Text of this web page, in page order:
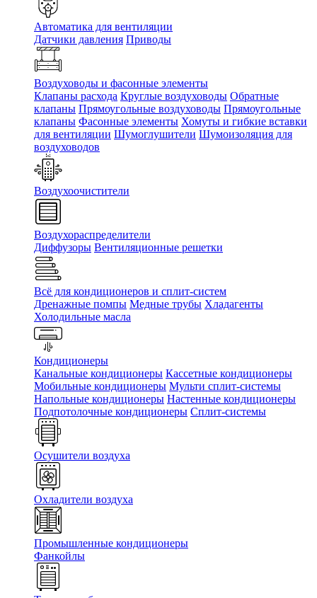
Автоматика для вентиляции
Датчики давления Приводы
Воздуховоды и фасонные элементы
Клапаны расхода Круглые воздуховоды Обратные
клапаны Прямоугольные воздуховоды Прямоугольные
клапаны Фасонные элементы Хомуты и гибкие вставки
для вентиляции Шумоглушители Шумоизоляция для
воздуховодов
Воздухоочистители
Воздухораспределители
Диффузоры Вентиляционные решетки
Всё для кондиционеров и сплит-систем
Дренажные помпы Медные трубы Хладагенты
Холодильные масла
Кондиционеры
Канальные кондиционеры Кассетные кондиционеры
Мобильные кондиционеры Мульти сплит-системы
Напольные кондиционеры Настенные кондиционеры
Подпотолочные кондиционеры Сплит-системы
Осушители воздуха
Охладители воздуха
Промышленные кондиционеры
Фанкойлы